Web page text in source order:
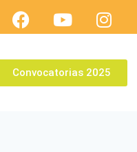
Convocatorias 2025